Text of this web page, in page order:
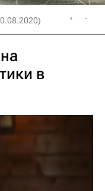
в